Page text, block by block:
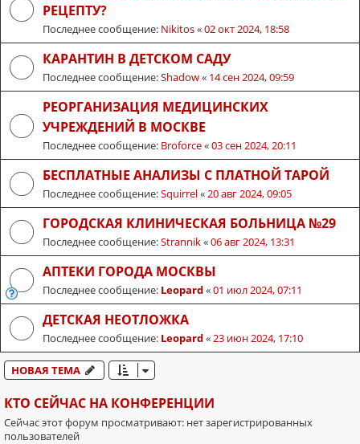
РЕЦЕПТУ?
Последнее сообщение: Nikitos«02 окт 2024, 18:58
КАРАНТИН В ДЕТСКОМ САДУ
Последнее сообщение:Shadow« 14 сен 2024, 09:59
РЕОРГАНИЗАЦИЯ МЕДИЦИНСКИХ
УЧРЕЖДЕНИЙ В МОСКВЕ
Последнее сообщение: Broforce«03 сен 2024, 20:11
БЕСПЛАТНЫЕ АНАЛИЗЫ С ПЛАТНОЙ ТАРОЙ
Последнее сообщение:Squirrel« 20 авг 2024, 09:05
ГОРОДСКАЯ КЛИНИЧЕСКАЯ БОЛЬНИЦА №29
Последнее сообщение:Strannik«06 авг 2024, 13:31
АПТЕКИ ГОРОДА МОСКВЫ
Последнее сообщение: Leopard«01 июл 2024, 07:11
ДЕТСКАЯ НЕОТЛОЖКА
Последнее сообщение: Leopard« 23 июн 2024, 17:10
НОВАЯ ТЕМА
КТО СЕЙЧАС НА КОНФЕРЕНЦИИ
Сейчас этот форум просматривают: нет зарегистрированных
пользователей